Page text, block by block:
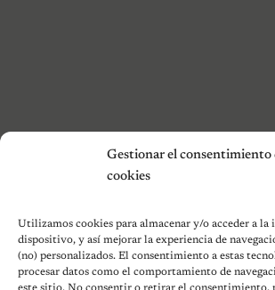
Gestionar el consentimiento
cookies
Utilizamos cookies para almacenar y/o acceder a la
dispositivo, y así mejorar la experiencia de
(no) personalizados. El consentimiento a estas
procesar datos como el comportamiento de